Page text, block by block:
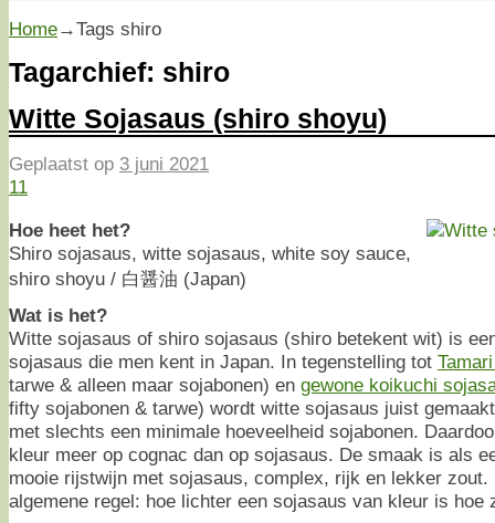
Home→Tags shiro
Tagarchief: shiro
Witte Sojasaus (shiro shoyu)
Geplaatst op 3 juni 2021
11
Hoe heet het?
Shiro sojasaus, witte sojasaus, white soy sauce,
shiro shoyu / 白醤油 (Japan)
Wat is het?
Witte sojasaus of shiro sojasaus (shiro betekent wit) is
sojasaus die men kent in Japan. In tegenstelling tot
tarwe & alleen maar sojabonen) en gewone koikuchi
fifty sojabonen & tarwe) wordt witte sojasaus juist
met slechts een minimale hoeveelheid sojabonen.
kleur meer op cognac dan op sojasaus. De smaak is als
mooie rijstwijn met sojasaus, complex, rijk en lekker
algemene regel: hoe lichter een sojasaus van kleur is hoe